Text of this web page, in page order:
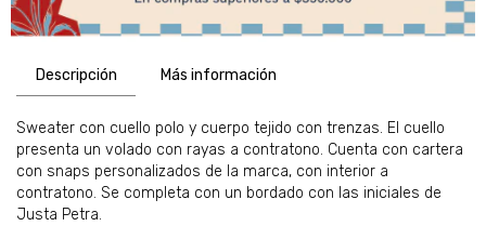
Descripción Más información
Sweater con cuello polo y cuerpo tejido con trenzas. El cuello
presenta un volado con rayas a contratono. Cuenta con cartera
con snaps personalizados de la marca, con interior a
contratono. Se completa con un bordado con las iniciales de
Justa Petra.